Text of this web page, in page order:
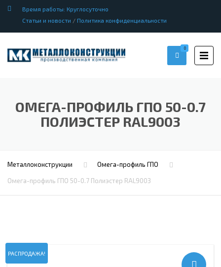
Время работы: Круглосуточно
Статьи и новости / Политика конфиденциальности
0
ОМЕГА-ПРОФИЛЬ ГПО 50-0.7
ПОЛИЭСТЕР RAL9003
Металлоконструкции Омега-профиль ГПО
Омега-профиль ГПО 50-0.7 Полиэстер RAL9003
РАСПРОДАЖА!